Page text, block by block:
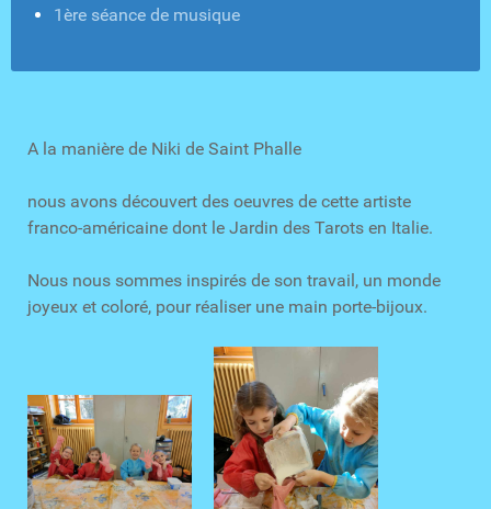
1ère séance de musique
A la manière de Niki de Saint Phalle
nous avons découvert des oeuvres de cette artiste
franco-américaine dont le Jardin des Tarots en Italie.
Nous nous sommes inspirés de son travail, un monde
joyeux et coloré, pour réaliser une main porte-bijoux.